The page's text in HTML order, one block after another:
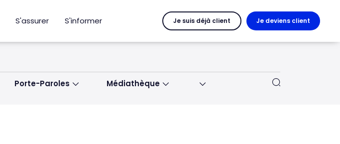
S'assurer S'informer Je suis déjà client Je deviens client
Porte-Paroles Médiathèque